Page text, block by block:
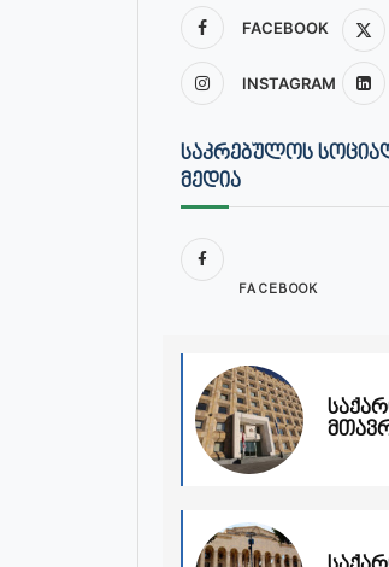
FACEBOOK
INSTAGRAM
ᲡᲐᲙᲠᲔᲑᲣᲚᲝᲡ
ᲛᲔᲓᲘᲐ
FACEBOOK